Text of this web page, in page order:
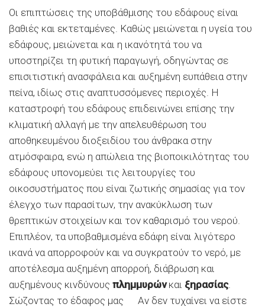
Οι επιπτώσεις της υποβάθμισης του εδάφους είναι
βαθιές και εκτεταμένες. Καθώς μειώνεται η υγεία του
εδάφους, μειώνεται και η ικανότητά του να
υποστηρίζει τη φυτική παραγωγή, οδηγώντας σε
επισιτιστική ανασφάλεια και αυξημένη ευπάθεια στην
πείνα, ιδίως στις αναπτυσσόμενες περιοχές. Η
καταστροφή του εδάφους επιδεινώνει επίσης την
κλιματική αλλαγή με την απελευθέρωση του
αποθηκευμένου διοξειδίου του άνθρακα στην
ατμόσφαιρα, ενώ η απώλεια της βιοποικιλότητας του
εδάφους υπονομεύει τις λειτουργίες του
οικοσυστήματος που είναι ζωτικής σημασίας για τον
έλεγχο των παρασίτων, την ανακύκλωση των
θρεπτικών στοιχείων και τον καθαρισμό του νερού.
Επιπλέον, τα υποβαθμισμένα εδάφη είναι λιγότερο
ικανά να απορροφούν και να συγκρατούν το νερό, με
αποτέλεσμα αυξημένη απορροή, διάβρωση και
αυξημένους κινδύνους πλημμυρώνκαι ξηρασίας.
Σώζοντας το έδαφος μας Αν δεν τυχαίνει να είστε